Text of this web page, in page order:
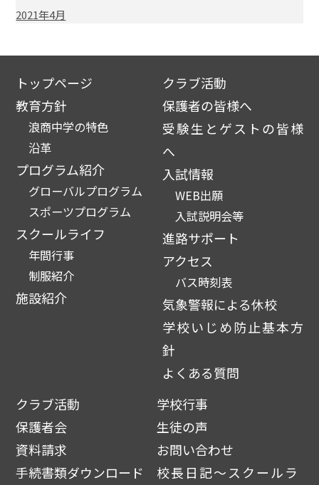
2021年4月
トップページ
教育方針
浪商中学の特色
沿革
プログラム紹介
グローバルプログラム
スポーツプログラム
スクールライフ
年間行事
制服紹介
施設紹介
クラブ活動
保護者の皆様へ
受験生とゲストの皆様
へ
入試情報
WEB出願
入試説明会等
進路サポート
アクセス
バス時刻表
気象警報による休校
学校いじめ防止基本方
針
よくある質問
クラブ活動
学校行事
保護者会
生徒の声
資料請求
お問い合わせ
手続書類ダウンロード
校長日記～スクールラ